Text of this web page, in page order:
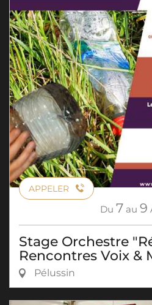
APPELER
Du 7 au 9
Stage Orchestre
Rencontres Voix &
Pélussin